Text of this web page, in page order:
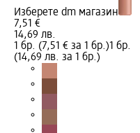
Изберете dm магазин
7,51 €
14,69 лв.
1 бр. (7,51 € за 1 бр.)1 бр.
(14,69 лв. за 1 бр.)